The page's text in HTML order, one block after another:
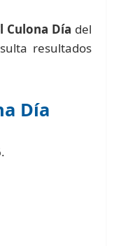
Culona Día del
resultados
Día